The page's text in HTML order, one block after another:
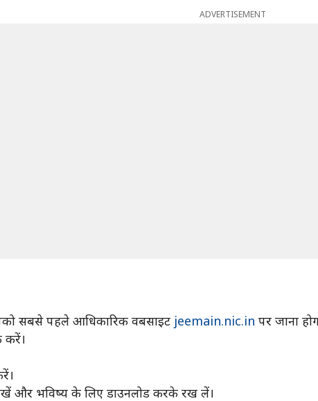
ADVERTISEMENT
सबसे पहले आधिकारिक वबसाइट jeemain.nic.in पर जाना
करें।
और भविष्य के लिए डाउनलोड करके रख लें।